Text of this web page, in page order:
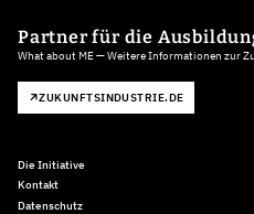
Partner für die
What about ME — Weitere Informationen zur
ZUKUNFTSINDUSTRIE.DE
Die Initiative
Kontakt
Datenschutz